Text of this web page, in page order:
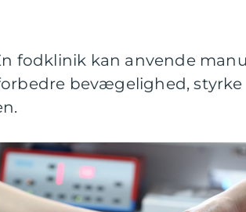
fodklinik kan anvende
bevægelighed,